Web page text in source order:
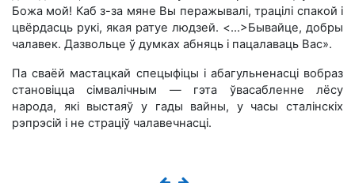
Божа мой! Каб з-за мяне Вы перажывалі, трацілі спакой і
цвёрдасць рукі, якая ратуе людзей. <...>Бывайце, добры
чалавек. Дазвольце ў думках абняць і пацалаваць Вас».
Па сваёй мастацкай спецыфіцы і абагульненасці вобраз
становіцца сімвалічным — гэта ўвасабленне лёсу
народа, які выстаяў у гады вайны, у часы сталінскіх
рэпрэсій і не страціў чалавечнасці.